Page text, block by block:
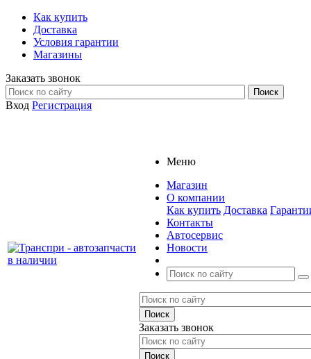
Как купить
Доставка
Условия гарантии
Магазины
Заказать звонок
Вход Регистрация
Меню
Магазин
О компании
Как купить Доставка
Контакты
Автосервис
Новости
Заказать звонок